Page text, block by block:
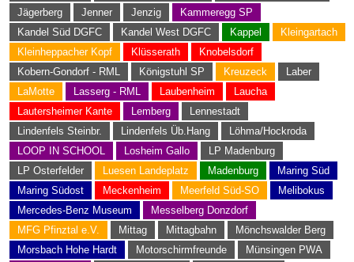
Jägerberg
Jenner Jenzig
Kammeregg SP
Kandel Süd DGFC
Kandel West DGFC Kappel
Kleingartach
Kleinheppacher Kopf
Klüsserath
Knobelsdorf
Kobern-Gondorf - RML
Königstuhl SP Kreuzeck
Laber
LaMotte
Lasserg - RML Laubenheim
Laucha
Lautersheimer Kante
Lemberg
Lennestadt
Lindenfels Steinbr.
Lindenfels Üb.Hang
Löhma/Hockroda
LOOP IN SCHOOL
Losheim Gallo
LP Madenburg
LP Osterfelder
Luesen Landeplatz Madenburg
Maring Süd
Maring Südost
Meckenheim Meerfeld Süd-SO
Melibokus
Mercedes-Benz Museum
Messelberg Donzdorf
MFG Pfinztal e.V.
Mittag Mittagbahn
Mönchswalder Berg
Morsbach Hohe Hardt
Motorschirmfreunde
Münsingen PWA